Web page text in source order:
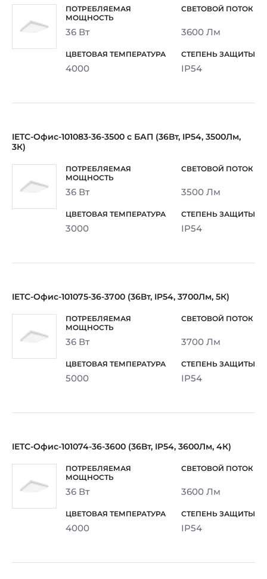
36 Вт 3600 Лм
4000 IP54
IETC-Офис-101083-36-3500 с БАП (36Вт, IP54, 3500Лм,
3К)
36 Вт 3500 Лм
3000 IP54
IETC-Офис-101075-36-3700 (36Вт, IP54, 3700Лм, 5К)
36 Вт 3700 Лм
5000 IP54
IETC-Офис-101074-36-3600 (36Вт, IP54, 3600Лм, 4К)
36 Вт 3600 Лм
4000 IP54